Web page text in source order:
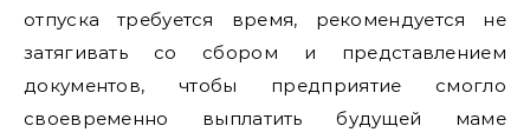
отпуска требуется время, рекомендуется не
затягивать со сбором и представлением
документов, чтобы предприятие смогло
своевременно выплатить будущей маме